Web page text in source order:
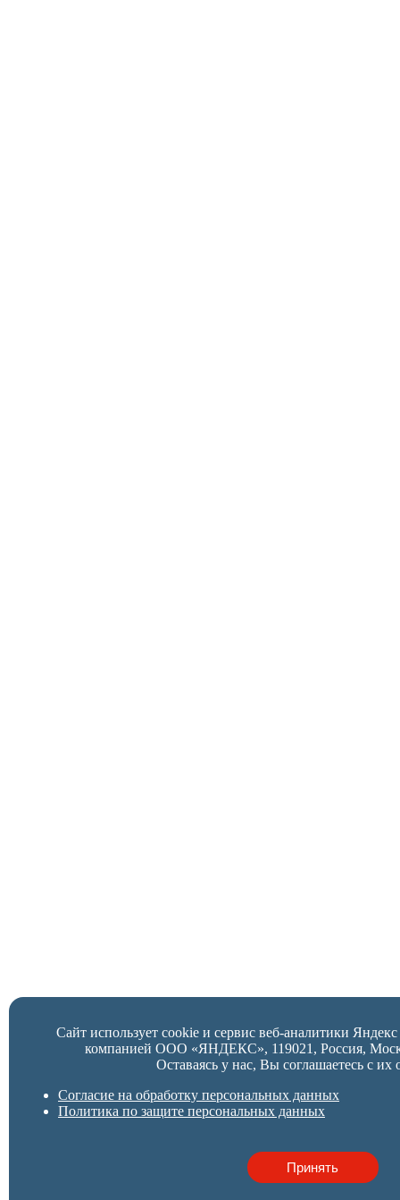
Сайт использует cookie и сервис веб-аналитики
компанией ООО «ЯНДЕКС», 119021, Россия,
Оставаясь у нас, Вы соглашаетесь с их
Согласие на обработку персональных данных
Политика по защите персональных данных
Принять